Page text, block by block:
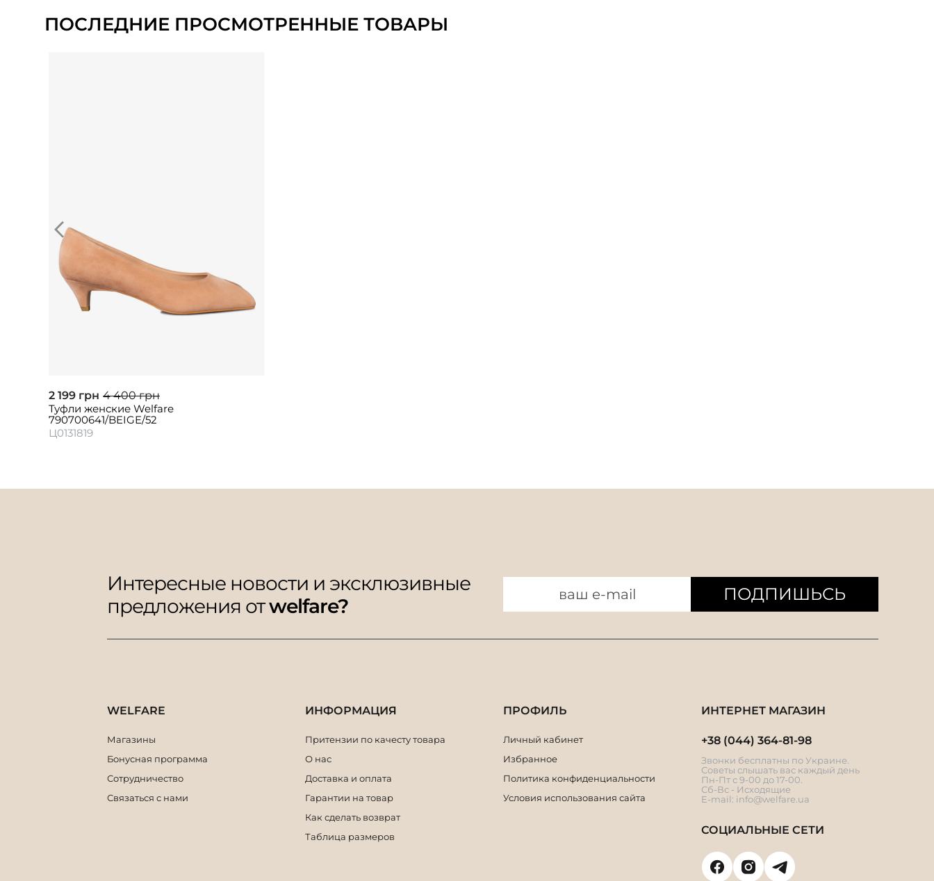
ПОСЛЕДНИЕ ПРОСМОТРЕННЫЕ ТОВАРЫ
2 199 грн 4 400 грн
Туфли женские Welfare
790700641/BEIGE/52
Ц0131819
Интересные новости и эксклюзивные
предложения отwelfare?
ПОДПИШЬСЬ
WELFARE
Магазины
Бонусная программа
Сотрудничество
Связаться с нами
ИНФОРМАЦИЯ
Притензии по качесту товара
О нас
Доставка и оплата
Гарантии на товар
Как сделать возврат
Таблица размеров
ПРОФИЛЬ
Личный кабинет
Избранное
Политика конфиденциальности
Условия использования сайта
ИНТЕРНЕТ МАГАЗИН
+38 (044) 364-81-98
Звонки бесплатны по Украине.
Советы слышать вас каждый день
Пн-Пт с 9-00 до 17-00.
Сб-Вс - Исходящие
E-mail: info@welfare.ua
СОЦИАЛЬНЫЕ СЕТИ